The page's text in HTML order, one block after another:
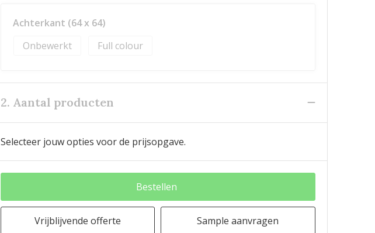
Achterkant (64 x 64)
Onbewerkt
Full colour
2. Aantal producten
Selecteer jouw opties voor de prijsopgave.
Bestellen
Vrijblijvende offerte Sample aanvragen